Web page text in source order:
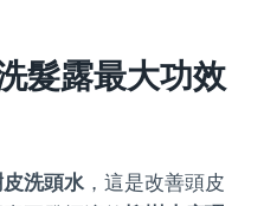
髮露最大功效
洗頭水 ，這是改善頭皮